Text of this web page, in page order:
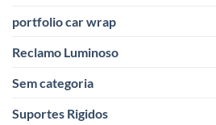
portfolio car wrap
Reclamo Luminoso
Sem categoria
Suportes Rigidos